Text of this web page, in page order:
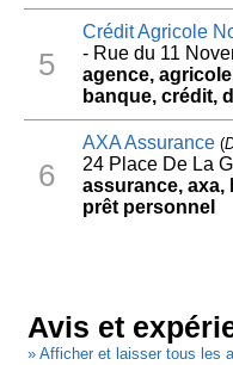
5
Crédit Agricole
- Rue du 11
agence,
banque, crédit,
6
AXA Assurance(
24 Place De La
assurance, axa,
prêt personnel
Avis et
» Afficher et laisser tous les